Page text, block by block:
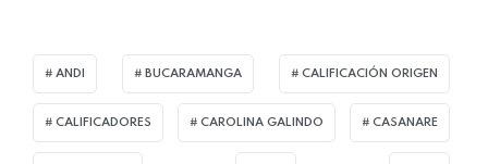
ANDI BUCARAMANGA CALIFICACIÓN ORIGEN
CALIFICADORES CAROLINA GALINDO CASANARE